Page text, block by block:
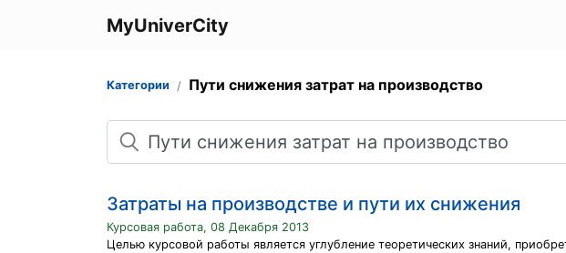
MyUniverCity
Категории Пути снижения затрат на производство
Поиск
Затраты на производстве и пути их снижения
Курсовая работа, 08 Декабря 2013
Целью курсовой работы является углубление теоретических знаний,